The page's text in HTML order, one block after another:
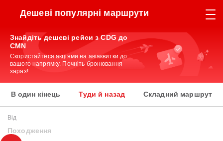
Дешеві популярні маршрути
Знайдіть дешеві рейси з CDG до
CMN
Скористайтеся акціями на авіаквитки до
вашого напрямку. Почніть бронювання
зараз!
В один кінець Туди й назад Складний маршрут
Від
Походження